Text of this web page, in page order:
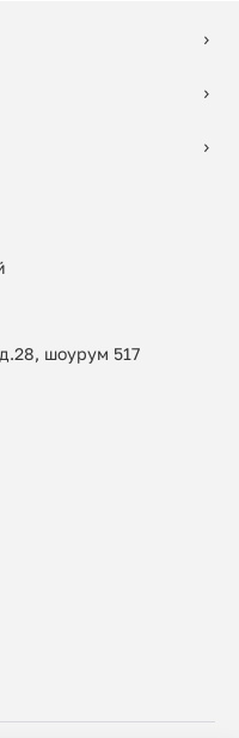
шоурум 517